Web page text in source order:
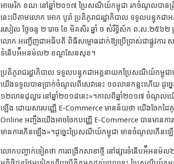
អាមេរិក ខណៈនៅឆ្នាំ២០១៧ ប្រៃសណីយ៍កម្ពុជា រកចំណូលបានត្
នេះបើតាមលោក អោក​ បូរ៉ា​ ប្រតិភូ​រាជរដ្ឋាភិបាល ទទួលបន្ទុកជ
រសៀល ថ្ងៃចន្ទ ២ រោច ខែ មិគសិរ ឆ្នាំ ច សំរឹទ្ធិស័ក ព.ស.២៥៦២
លោក អញ្ជើញជាអធិបតី ពិធីសម្ពោធដាក់ឱ្យប្រើប្រាស់ជាផ្លូវការ
ទំនើបអ៉ីអនម៉ល២ ខណ្ឌសែនសុខ​។
ប្រតិភូ​រាជរដ្ឋាភិបាល ទទួលបន្ទុកជាអគ្គនាយកប្រៃសណីយ៍កម្ពុជ
យើងទទួលបានប្រាក់ចំណូលពីសេវានេះ ១០លានកន្លះហើយ ដូច្ន
១២លានដុល្លារ នៅឆ្នាំ២០១៨នេះ»។កាលពីឆ្នាំ២០១៧ ចំណូលយើង
ឡើង ដោយសារបញ្ញើ E-Commerce មានន័យថា យើងចែកដ
Online អញ្ចឹងយើងអាចចែកបញ្ញើ E-Commerce បានមានក
មានការកើនឡើង»។ដូច្នេះប្រៃសណីយ៍កម្ពុជា​ មានចំណូលកើនឡ
លោកបញ្ជាក់ទៀតថា ការពង្រីកសាខាថ្មី នៅផ្សារទំនើបអ៉ីអនម៉ល